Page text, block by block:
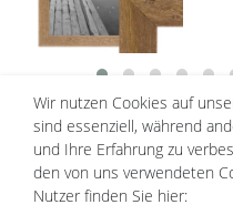
Holz
Rein in die Natur
Einen ausgedehnten
wehenden Bäume einatmen
Wir nutzen Cookies auf
sind essenziell, während
und Ihre Erfahrung zu
den von uns verwendeten
Nutzer finden Sie hier: